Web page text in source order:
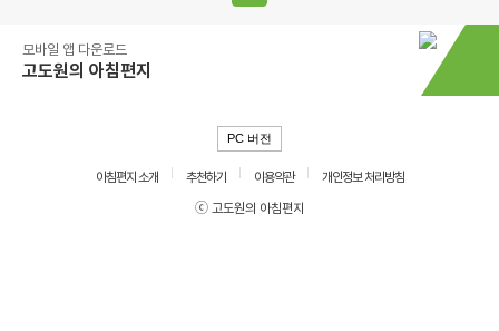
모바일 앱 다운로드
고도원의 아침편지
PC 버전
아침편지 소개 추천하기 이용약관
개인정보 처리방침
ⓒ 고도원의 아침편지